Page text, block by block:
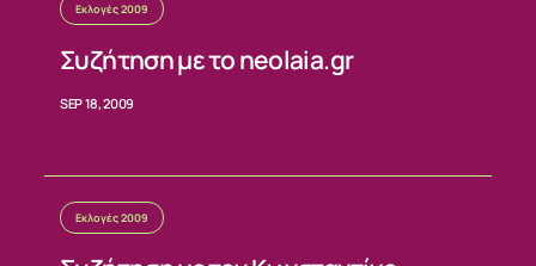
ΝΕΑ
ΕΠΙΚΟΙΝΩΝΙΑ
Εκλογές 2009
Συζήτηση με το neolaia.gr
SEP 18, 2009
Εκλογές 2009